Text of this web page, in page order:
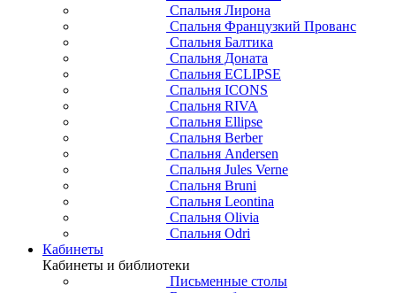
Спальня Лирона
Спальня Французкий Прованс
Спальня Балтика
Спальня Доната
Спальня ECLIPSE
Спальня ICONS
Спальня RIVA
Спальня Ellipse
Спальня Berber
Спальня Andersen
Спальня Jules Verne
Спальня Bruni
Спальня Leontina
Спальня Olivia
Спальня Odri
Кабинеты
Кабинеты и библиотеки
Письменные столы